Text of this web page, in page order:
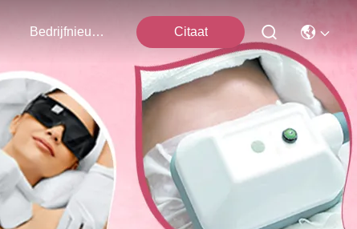
Bedrijfnieuws Citaat